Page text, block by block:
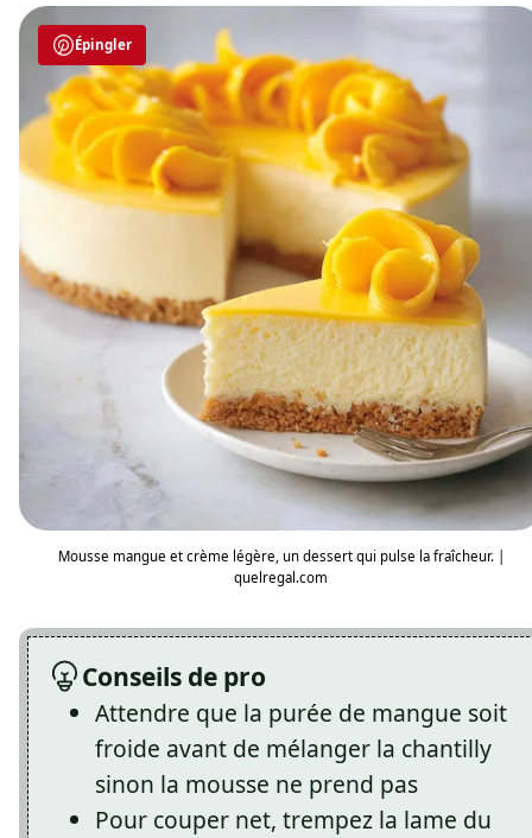
Épingler
Mousse mangue et crème légère, un dessert qui pulse la fraîcheur. |
quelregal.com
Conseils de pro
Attendre que la purée de mangue soit
froide avant de mélanger la chantilly
sinon la mousse ne prend pas
Pour couper net, trempez la lame du